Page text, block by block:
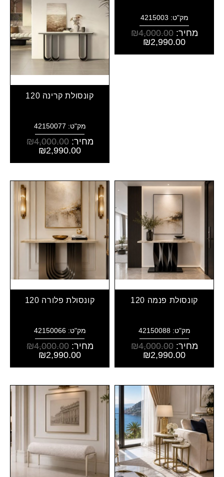
מק"ט: 4215003
מחיר: ₪4,000.00
₪2,990.00
קונסולת קרינה 120
מק"ט: 42150077
מחיר: ₪4,000.00
₪2,990.00
קונסולת פנמה 120
מק"ט: 42150088
מחיר: ₪4,000.00
₪2,990.00
קונסולת פלורה 120
מק"ט: 42150066
מחיר: ₪4,000.00
₪2,990.00